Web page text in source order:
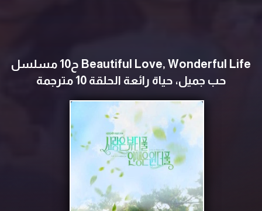
Beautiful Love, Wonderful Life ح10 مسلسل
حب جميل، حياة رائعة الحلقة 10 مترجمة